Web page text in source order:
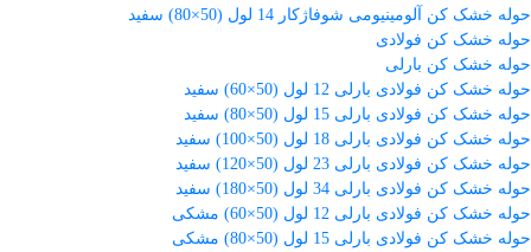
حوله خشک کن آلومینیومی شوفاژکار 14 لول (50×80) سفید
حوله خشک کن فولادی
حوله خشک کن بارلی
حوله خشک کن فولادی بارلی 12 لول (50×60) سفید
حوله خشک کن فولادی بارلی 15 لول (50×80) سفید
حوله خشک کن فولادی بارلی 18 لول (50×100) سفید
حوله خشک کن فولادی بارلی 23 لول (50×120) سفید
حوله خشک کن فولادی بارلی 34 لول (50×180) سفید
حوله خشک کن فولادی بارلی 12 لول (50×60) مشکی
حوله خشک کن فولادی بارلی 15 لول (50×80) مشکی